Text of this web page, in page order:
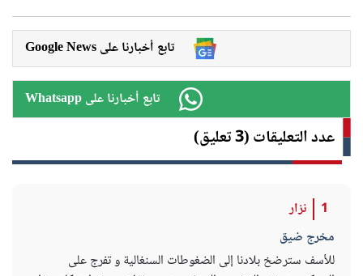
Google News تابع أخبارنا على
Whatsapp تابع أخبارنا على
عدد التعليقات (3 تعليق)
1
نزار
مخرج ضيق
للأسف سترضخ بلادنا إلى الضغوطات السنغالية و تفرج على